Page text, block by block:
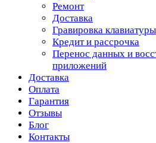
Ремонт
Доставка
Гравировка клавиатуры
Кредит и рассрочка
Перенос данных и
приложений
Доставка
Оплата
Гарантия
Отзывы
Блог
Контакты